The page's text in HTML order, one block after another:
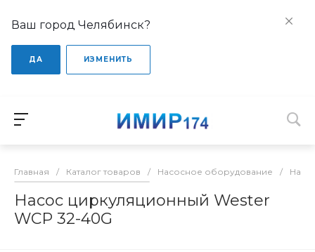
Ваш город Челябинск?
ДА ИЗМЕНИТЬ
Главная / Каталог товаров / Насосное оборудование /
Насос циркуляционный Wester
WCP 32-40G